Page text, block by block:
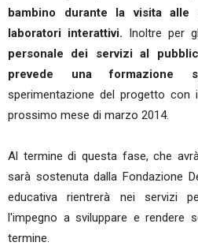
bambino durante la visita
laboratori interattivi. Inoltre per
personale dei servizi al
prevede una formazione
sperimentazione del progetto con
prossimo mese di marzo 2014.
Al termine di questa fase, che
sarà sostenuta dalla Fondazione
educativa rientrerà nei servizi
l'impegno a sviluppare e rendere
termine.